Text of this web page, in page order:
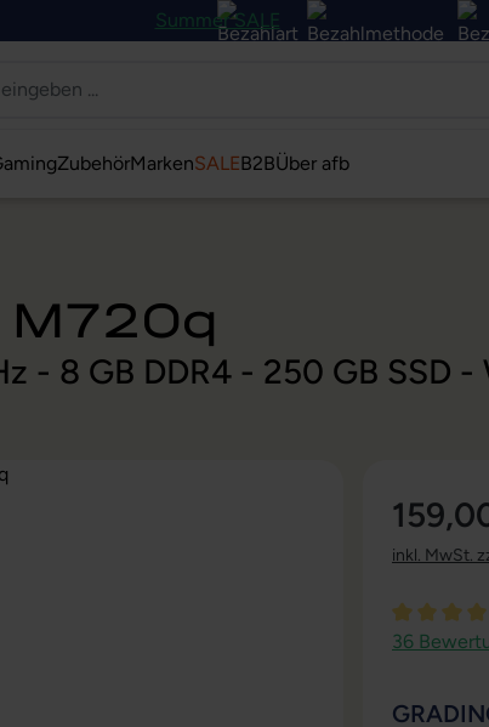
Summer SALE
ZubehörMarkenSALEB2BÜber afb
M720q
- 8 GB DDR4 - 250 GB SSD -
inkl. MwSt.
36